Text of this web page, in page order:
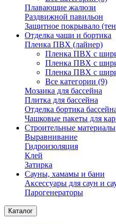
Плавающие жалюзи
Раздвижной павильон
Защитное покрывало
Отделка чаши и бортика
Пленка ПВХ (лайнер)
Пленка ПВХ с
Пленка ПВХ с
Пленка ПВХ с
Все категории (9)
Мозаика для бассейна
Плитка для бассейна
Отделка бортика
Чашковые пакеты для
Строительные материалы
Выравнивание
Гидроизоляция
Клей
Затирка
Сауны, хамамы и бани
Аксессуары для саун и
Парогенераторы
Каталог